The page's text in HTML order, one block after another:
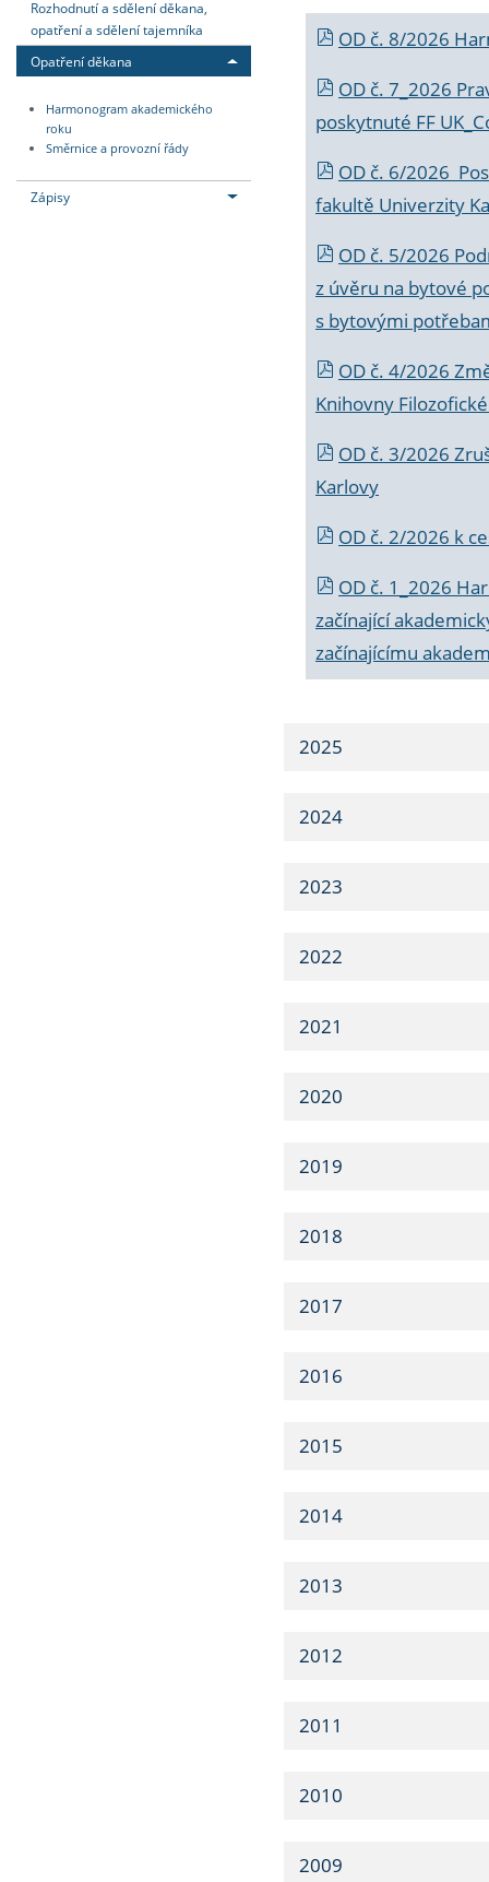
Rozhodnutí a sdělení děkana,
opatření a sdělení tajemníka
Opatření děkana
Harmonogram akademického
roku
Směrnice a provozní řády
Zápisy
OD č. 8/2026
OD č. 7_2026
poskytnuté FF
OD č. 6/2026
fakultě Univerzity
OD č. 5/2026
z úvěru na bytové
s bytovými
OD č. 4/2026
Knihovny
OD č. 3/2026
Karlovy
OD č. 2/2026 k
OD č. 1_2026
začínající
začínajícímu
2025
2024
2023
2022
2021
2020
2019
2018
2017
2016
2015
2014
2013
2012
2011
2010
2009